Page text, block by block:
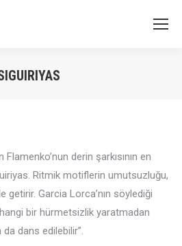
derin şarkısının en
Ritmik motiflerin umutsuzluğu,
getirir. Garcia Lorca’nın söylediği
bir hürmetsizlik yaratmadan
da dans edilebilir”.